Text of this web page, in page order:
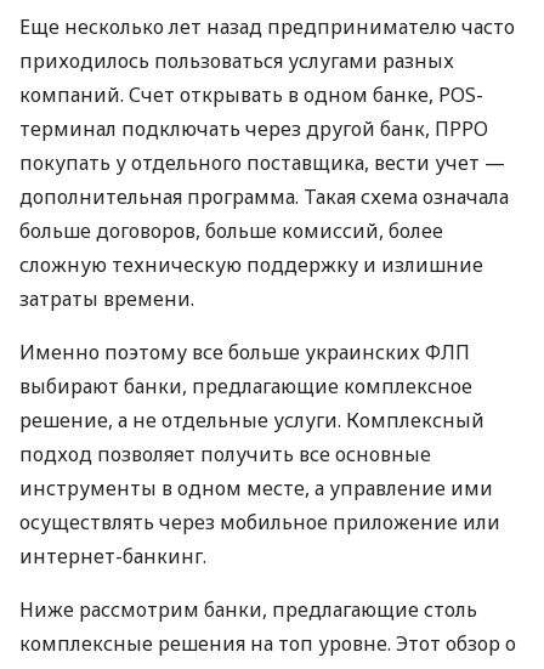
Еще несколько лет назад предпринимателю часто
приходилось пользоваться услугами разных
компаний. Счет открывать в одном банке, POS-
терминал подключать через другой банк, ПРРО
покупать у отдельного поставщика, вести учет —
дополнительная программа. Такая схема означала
больше договоров, больше комиссий, более
сложную техническую поддержку и излишние
затраты времени.
Именно поэтому все больше украинских ФЛП
выбирают банки, предлагающие комплексное
решение, а не отдельные услуги. Комплексный
подход позволяет получить все основные
инструменты в одном месте, а управление ими
осуществлять через мобильное приложение или
интернет-банкинг.
Ниже рассмотрим банки, предлагающие столь
комплексные решения на топ уровне. Этот обзор о